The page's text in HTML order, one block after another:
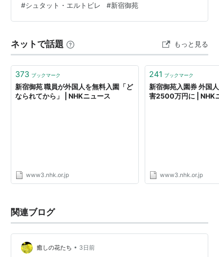
ング参加中みんなの花図鑑
#シュタット・エルトビレ #新宿御苑
ネットで話題 もっと見る
373 ブックマーク
新宿御苑 職員が外国人を無料入園「ど
なられてから」 | NHKニュース
www3.nhk.or.jp
241 ブックマーク
新宿御苑入園券 外国
害2500万円に | NHK
www3.nhk.or.jp
関連ブログ
癒しの花たち • 3日前